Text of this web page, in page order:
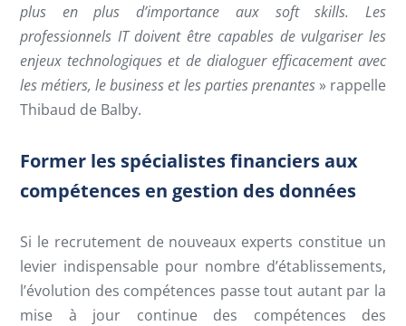
plus en plus d’importance aux soft skills. Les
professionnels IT doivent être capables de vulgariser les
enjeux technologiques et de dialoguer efficacement avec
les métiers, le business et les parties prenantes» rappelle
Thibaud de Balby.
Former les spécialistes financiers aux
compétences en gestion des données
Si le recrutement de nouveaux experts constitue un
levier indispensable pour nombre d’établissements,
l’évolution des compétences passe tout autant par la
mise à jour continue des compétences des